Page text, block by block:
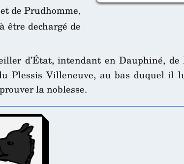
de Prudhomme,
dechargé de
d’État, intendant en Dauphiné,
Plessis Villeneuve, au bas duquel il
la noblesse.